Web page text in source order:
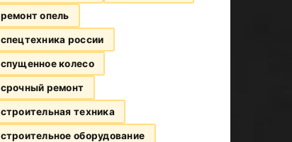
ремонт опель
спецтехника россии
спущенное колесо
срочный ремонт
строительная техника
строительное оборудование